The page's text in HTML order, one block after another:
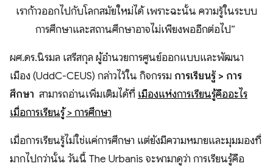
Data
เราก้าวออกไปกับโลกสมัยใหม่ได้ เพราะฉะนั้น ความรู้ในระบบ
การศึกษาและสถานศึกษาอาจไม่เพียงพออีกต่อไป”
ผศ.ดร.นิรมล เสรีสกุล ผู้อำนวยการศูนย์ออกแบบและพัฒนา
เมือง (UddC-CEUS) กล่าวไว้ใน กิจกรรม การเรียนรู้ > การ
ศึกษา สามารถอ่านเพิ่มเติมได้ที่ เมืองแห่งการเรียนรู้คืออะไร
เมื่อการเรียนรู้ > การศึกษา
เมื่อการเรียนรู้ไม่ใช่แค่การศึกษา แต่ยังมีความหมายและมุมมองที่
มากไปกว่านั้น วันนี้ The Urbanis จะพามาดูว่า การเรียนรู้คือ